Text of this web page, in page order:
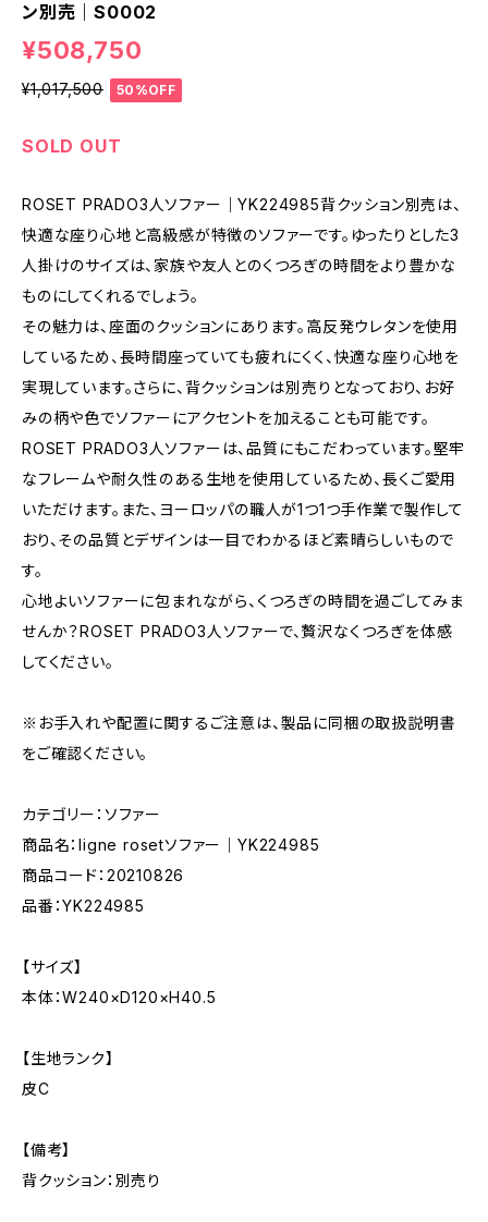
ン別売｜S0002
¥508,750
¥1,017,500 50%OFF
SOLD OUT
ROSET PRADO3人ソファー｜YK224985背クッション別売は、
快適な座り心地と高級感が特徴のソファーです。ゆったりとした3
人掛けのサイズは、家族や友人とのくつろぎの時間をより豊かな
ものにしてくれるでしょう。
その魅力は、座面のクッションにあります。高反発ウレタンを使用
しているため、長時間座っていても疲れにくく、快適な座り心地を
実現しています。さらに、背クッションは別売りとなっており、お好
みの柄や色でソファーにアクセントを加えることも可能です。
ROSET PRADO3人ソファーは、品質にもこだわっています。堅牢
なフレームや耐久性のある生地を使用しているため、長くご愛用
いただけます。また、ヨーロッパの職人が1つ1つ手作業で製作して
おり、その品質とデザインは一目でわかるほど素晴らしいもので
す。
心地よいソファーに包まれながら、くつろぎの時間を過ごしてみま
せんか？ROSET PRADO3人ソファーで、贅沢なくつろぎを体感
してください。
※お手入れや配置に関するご注意は、製品に同梱の取扱説明書
をご確認ください。
カテゴリー：ソファー
商品名：ligne rosetソファー｜YK224985
商品コード：20210826
品番：YK224985
【サイズ】
本体：W240×D120×H40.5
【生地ランク】
皮C
【備考】
背クッション：別売り